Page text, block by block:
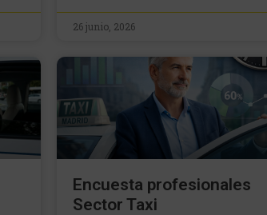
26 junio, 2026
Encuesta profesionales
Sector Taxi